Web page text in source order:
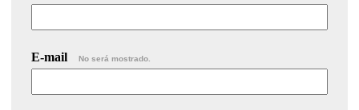
E-mail No será mostrado.